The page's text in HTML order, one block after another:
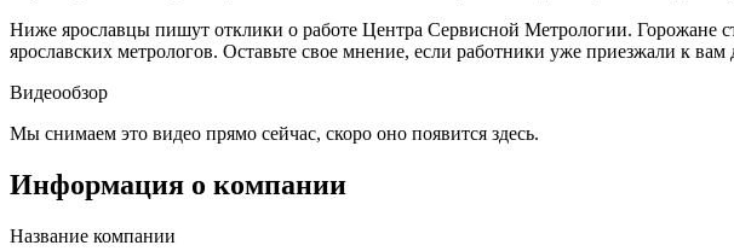
Ниже ярославцы пишут отклики о работе Центра Сервисной Метрологии. Горожане
ярославских метрологов. Оставьте свое мнение, если работники уже приезжали к
Видеообзор
Мы снимаем это видео прямо сейчас, скоро оно появится здесь.
Информация о компании
Название компании